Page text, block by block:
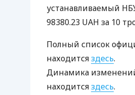
устанавливаемый
98380.23 UAH за 10
Полный список
находитсяздесь.
Динамика
находитсяздесь.